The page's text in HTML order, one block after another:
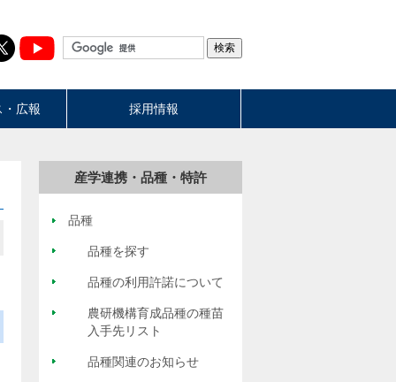
・広報 採用情報
産学連携・品種・特許
品種
品種を探す
品種の利用許諾について
農研機構育成品種の種苗
入手先リスト
品種関連のお知らせ